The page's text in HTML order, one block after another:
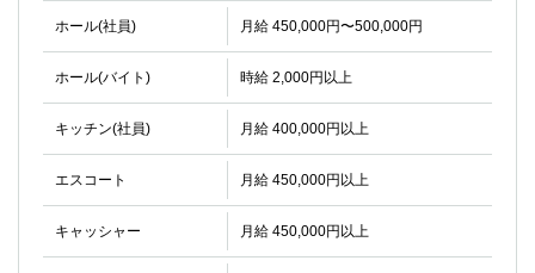
ホール(社員) 月給 450,000円〜500,000円
ホール(バイト) 時給 2,000円以上
キッチン(社員) 月給 400,000円以上
エスコート 月給 450,000円以上
キャッシャー 月給 450,000円以上
①銀座 ②新橋
錦糸町(南口)
蒲田(西口)
清瀬（南口）
①東武練馬 ②成増・板橋 ③大山 ②池袋
池袋東口
金町
大井町
大泉学園
下赤塚
三鷹
荻窪
浅草
新小岩
幡ヶ谷